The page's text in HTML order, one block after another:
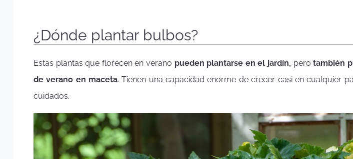
¿Dónde plantar bulbos?
Estas plantas que florecen en verano pueden plantarse en el jardín, pero también
de verano en maceta. Tienen una capacidad enorme de crecer casi en cualquier
cuidados.